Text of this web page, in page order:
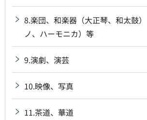
8.楽団、和楽器（大正琴、和太鼓
ノ、ハーモニカ）等
9.演劇、演芸
10.映像、写真
11.茶道、華道